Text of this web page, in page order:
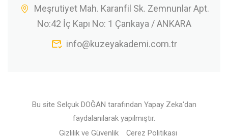
Meşrutiyet Mah. Karanfil Sk. Zemnunlar Apt.
No:42 İç Kapı No: 1 Çankaya / ANKARA
info@kuzeyakademi.com.tr
Bu site Selçuk DOĞAN tarafından Yapay Zeka‘dan
faydalanılarak yapılmıştır.
Gizlilik ve Güvenlik
Çerez Politikası